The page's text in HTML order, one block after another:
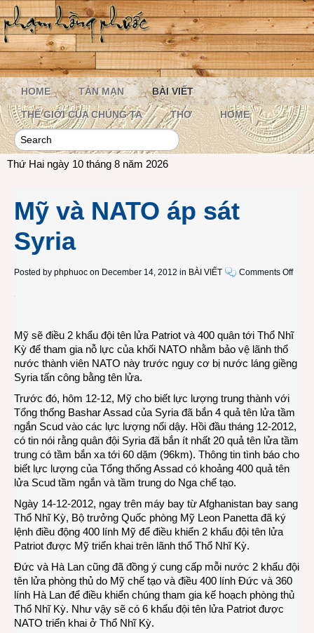
HOME TẢN MẠN BÀI VIẾT
THẾ GIỚI CỦA CHÚNG TA THƠ HOME
Thứ Hai ngày 10 tháng 8 năm 2026
Mỹ và NATO áp sát
Syria
Posted by phphuoc on December 14, 2012 in BÀI VIẾT Comments Offon
sát
Mỹ sẽ điều 2 khẩu đội tên lửa Patriot và 400 quân tới Thổ Nhĩ
Kỳ để tham gia nỗ lực của khối NATO nhằm bảo vệ lãnh thổ
nước thành viên NATO này trước nguy cơ bị nước láng giềng
Syria tấn công bằng tên lửa.
Trước đó, hôm 12-12, Mỹ cho biết lực lượng trung thành với
Tổng thống Bashar Assad của Syria đã bắn 4 quả tên lửa tầm
ngắn Scud vào các lực lượng nổi dậy. Hồi đầu tháng 12-2012,
có tin nói rằng quân đội Syria đã bắn ít nhất 20 quả tên lửa tầm
trung có tầm bắn xa tới 60 dặm (96km). Thông tin tình báo cho
biết lực lượng của Tổng thống Assad có khoảng 400 quả tên
lửa Scud tầm ngắn và tầm trung do Nga chế tạo.
Ngày 14-12-2012, ngay trên máy bay từ Afghanistan bay sang
Thổ Nhĩ Kỳ, Bộ trưởng Quốc phòng Mỹ Leon Panetta đã ký
lệnh điều động 400 lính Mỹ để điều khiển 2 khẩu đội tên lửa
Patriot được Mỹ triển khai trên lãnh thổ Thổ Nhĩ Kỳ.
Đức và Hà Lan cũng đã đồng ý cung cấp mỗi nước 2 khẩu đội
tên lửa phòng thủ do Mỹ chế tạo và điều 400 lính Đức và 360
lính Hà Lan để điều khiển chúng tham gia kế hoạch phòng thủ
Thổ Nhĩ Kỳ. Như vậy sẽ có 6 khẩu đội tên lửa Patriot được
NATO triển khai ở Thổ Nhĩ Kỳ.